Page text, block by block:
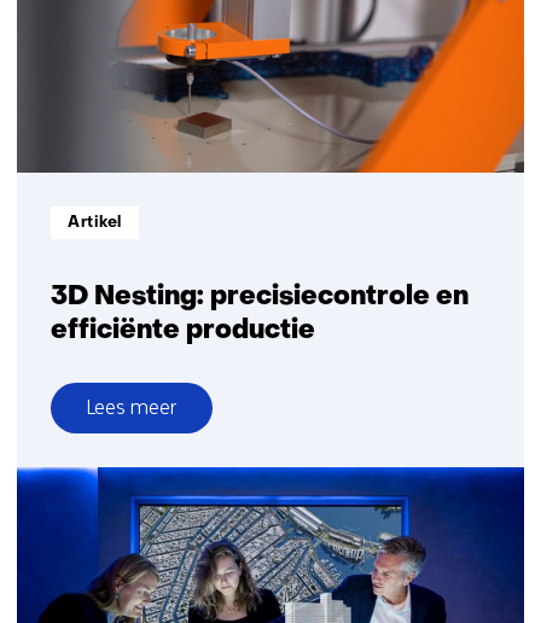
zonder
CAD-
3D Nesting: precisiecontrole en
efficiënte productie
Informatietype:
Artikel
Lees meer
over
3D
Nesting:
precisiecontrole
efficiënte
productie